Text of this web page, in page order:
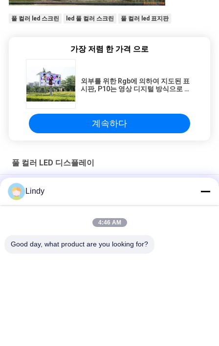
풀 컬러 led 스크린 led 풀 컬러 스크린 풀 컬러 led 표지판
가장 저렴 한 가격 으로
외부를 위한 Rgb에 의하여 지도된 표
시판, P10는 영상 디지털 방식으로 게
계속하다
풀 컬러 LED 디스플레이
쇼핑 센터/단계를 위한 고해상 P4 풀 컬러 지도된 전시
명확한 P2 상업적인 지도된 전시 작은 피치 256 x 128mm 영상 벽
매우 얇은 풀 컬러 지도된 전시 화소 3.91mm 높은 재생 빈도
Lindy
4:46 AM
Good day, what product are you looking for?